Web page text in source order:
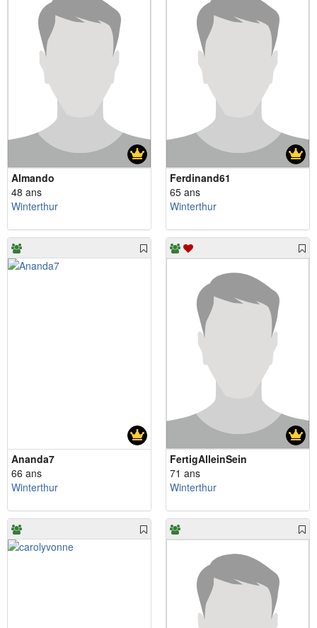
Almando
48 ans
Winterthur
Ferdinand61
65 ans
Winterthur
Ananda7
66 ans
Winterthur
FertigAlleinSein
71 ans
Winterthur